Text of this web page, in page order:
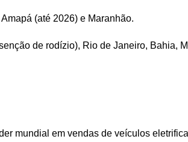
(até 2026) e Maranhão.
de rodízio), Rio de Janeiro, Bahia,
mundial em vendas de veículos